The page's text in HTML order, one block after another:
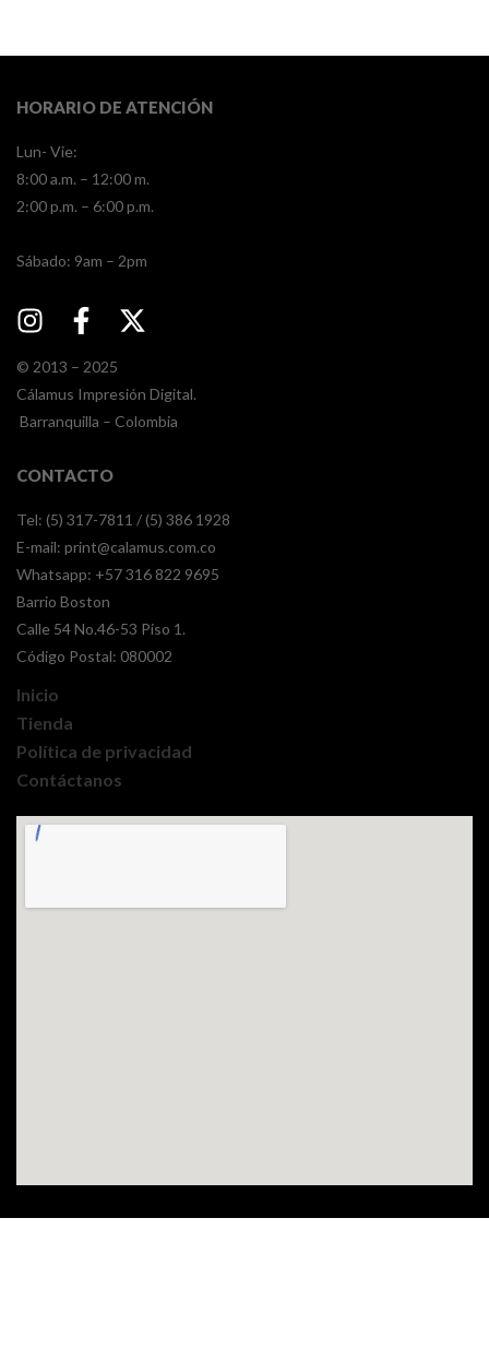
HORARIO DE ATENCIÓN
Lun- Vie:
8:00 a.m. – 12:00 m.
2:00 p.m. – 6:00 p.m.
​​Sábado: 9am – 2pm
© 2013 – 2025
Cálamus Impresión Digital.
Barranquilla – Colombia
CONTACTO
Tel: (5) 317-7811 / (5) 386 1928
E-mail: print@calamus.com.co
Whatsapp: +57 316 822 9695
Barrio Boston
Calle 54 No.46-53 Piso 1.
Código Postal: 080002
Inicio
Tienda
Política de privacidad
Contáctanos